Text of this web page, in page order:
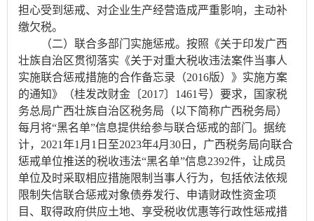
担心受到惩戒、对企业生产经营造成严重影响，主动补
缴欠税。
（二）联合多部门实施惩戒。按照《关于印发广西
壮族自治区贯彻落实《关于对重大税收违法案件当事人
实施联合惩戒措施的合作备忘录（2016版）》实施方案
的通知》（桂发改财金〔2017〕1461号）要求，国家税
务总局广西壮族自治区税务局（以下简称广西税务局）
每月将“黑名单”信息提供给参与联合惩戒的部门。据统
计，2021年1月1日至2023年4月30日，广西税务局向联合
惩戒单位推送的税收违法“黑名单”信息2392件，让成员
单位及时采取相应措施限制当事人行为，包括依法依规
限制失信联合惩戒对象债券发行、申请财政性资金项
目、取得政府供应土地、享受税收优惠等行政性惩戒措